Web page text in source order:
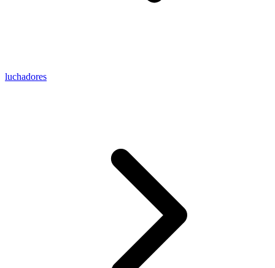
luchadores